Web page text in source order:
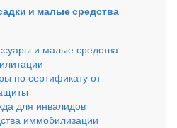
и малые средства
и малые средства
по сертификату от
для инвалидов
иммобилизации